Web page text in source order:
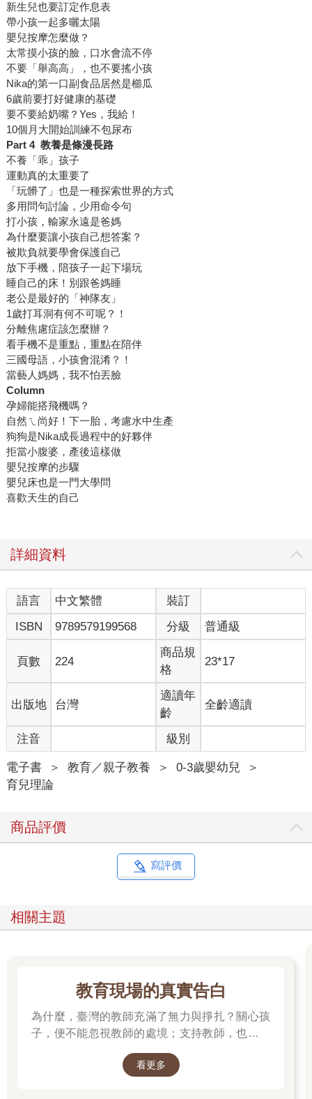
新生兒也要訂定作息表
帶小孩一起多曬太陽
嬰兒按摩怎麼做？
太常摸小孩的臉，口水會流不停
不要「舉高高」，也不要搖小孩
Nika的第一口副食品居然是櫛瓜
6歲前要打好健康的基礎
要不要給奶嘴？Yes，我給！
10個月大開始訓練不包尿布
Part 4 教養是條漫長路
不養「乖」孩子
運動真的太重要了
「玩髒了」也是一種探索世界的方式
多用問句討論，少用命令句
打小孩，輸家永遠是爸媽
為什麼要讓小孩自己想答案？
被欺負就要學會保護自己
放下手機，陪孩子一起下場玩
睡自己的床！別跟爸媽睡
老公是最好的「神隊友」
1歲打耳洞有何不可呢？！
分離焦慮症該怎麼辦？
看手機不是重點，重點在陪伴
三國母語，小孩會混淆？！
當藝人媽媽，我不怕丟臉
Column
孕婦能搭飛機嗎？
自然ㄟ尚好！下一胎，考慮水中生產
狗狗是Nika成長過程中的好夥伴
拒當小腹婆，產後這樣做
嬰兒按摩的步驟
嬰兒床也是一門大學問
喜歡天生的自己
詳細資料
語言 中文繁體
裝訂
ISBN
9789579199568 分級 普通級
頁數 224
商品規
格
23*17
出版地 台灣
適讀年
齡
全齡適讀
注音 級別
電子書 ＞ 教育／親子教養 ＞ 0-3歲嬰幼兒
＞
育兒理論
商品評價
寫評價
相關主題
教育現場的真實告白
為什麼，臺灣的教師充滿了無力與掙扎？關心孩
子，便不能忽視教師的處境；支持教師，也就是
看更多